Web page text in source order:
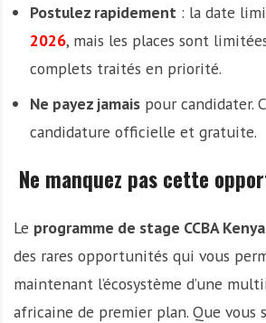
Postulez rapidement: la date
2026, mais les places sont
complets traités en priorité.
Ne payez jamaispour candidater.
candidature officielle et gratuite.
Ne manquez pas cette
Le programme de stage CCBA
des rares opportunités qui vous
maintenant l’écosystème d’une
africaine de premier plan. Que vous